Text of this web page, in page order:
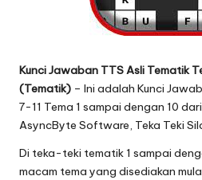
Kunci Jawaban TTS Asli Tematik
(Tematik) – Ini adalah Kunci
7-11 Tema 1 sampai dengan 10
AsyncByte Software, Teka Teki
Di teka-teki tematik 1 sampai
macam tema yang disediakan